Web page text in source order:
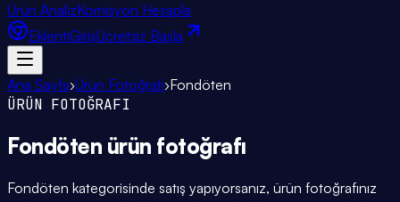
Ürün AnalizKomisyon Hesapla
EklentiGirişÜcretsiz Başla
Ana Sayfa›Ürün Fotoğrafı›Fondöten
ÜRÜN FOTOĞRAFI
Fondöten ürün fotoğrafı
Fondöten kategorisinde satış yapıyorsanız, ürün fotoğrafınız